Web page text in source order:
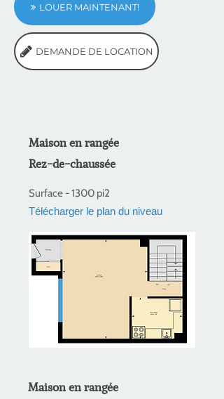
LOUER MAINTENANT!
DEMANDE DE LOCATION
Maison en rangée
Rez-de-chaussée
Surface - 1300 pi2
Télécharger le plan du niveau
Maison en rangée